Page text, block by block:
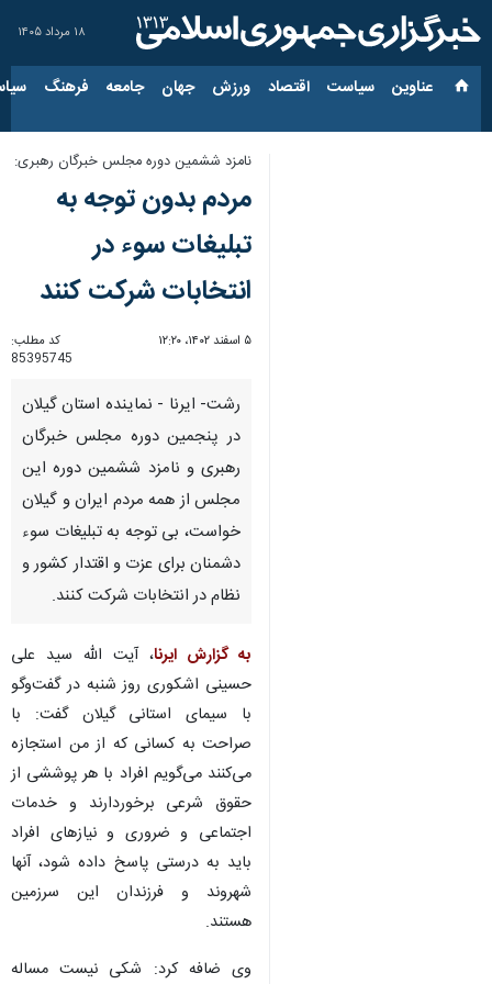
۱۸ مرداد ۱۴۰۵
عناوین‌ سیاست اقتصاد ورزش جهان جامعه فرهنگ
نامزد ششمین دوره مجلس خبرگان رهبری:
مردم بدون توجه به
تبلیغات سوء در
انتخابات شرکت کنند
۵ اسفند ۱۴۰۲، ۱۲:۲۰
کد مطلب:
85395745
رشت- ایرنا - نماینده استان گیلان
در پنجمین دوره مجلس خبرگان
رهبری و نامزد ششمین دوره این
مجلس از همه مردم ایران و گیلان
خواست، بی توجه به تبلیغات سوء
دشمنان برای عزت و اقتدار کشور و
نظام در انتخابات شرکت کنند.
به گزارش ایرنا، آیت الله سید علی
حسینی اشکوری روز شنبه در گفت‌وگو
با سیمای استانی گیلان گفت: با
صراحت به کسانی که از من استجازه
می‌کنند می‌گویم افراد با هر پوششی از
حقوق شرعی برخوردارند و خدمات
اجتماعی و ضروری و نیازهای افراد
باید به درستی پاسخ داده شود، آنها
شهروند و فرزندان این سرزمین
هستند.
وی ضافه کرد: شکی نیست مساله